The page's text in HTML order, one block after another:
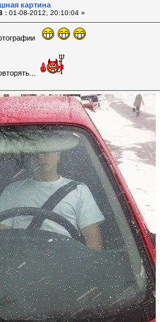
картина
: 01-08-2012, 20:10:04 »